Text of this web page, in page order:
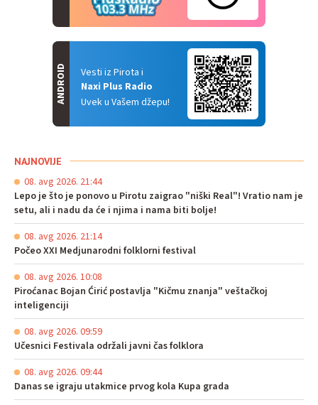
Vesti iz Pirota i
Naxi Plus Radio
Uvek u Vašem džepu!
ANDROID
NAJNOVIJE
08. avg 2026. 21:44
Lepo je što je ponovo u Pirotu zaigrao "niški Real"! Vratio nam je
setu, ali i nadu da će i njima i nama biti bolje!
08. avg 2026. 21:14
Počeo XXI Medjunarodni folklorni festival
08. avg 2026. 10:08
Piroćanac Bojan Ćirić postavlja "Kičmu znanja" veštačkoj
inteligenciji
08. avg 2026. 09:59
Učesnici Festivala održali javni čas folklora
08. avg 2026. 09:44
Danas se igraju utakmice prvog kola Kupa grada